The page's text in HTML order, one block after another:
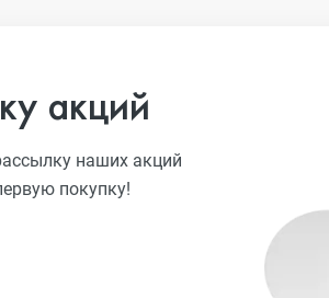
акций
наших акций
покупку!